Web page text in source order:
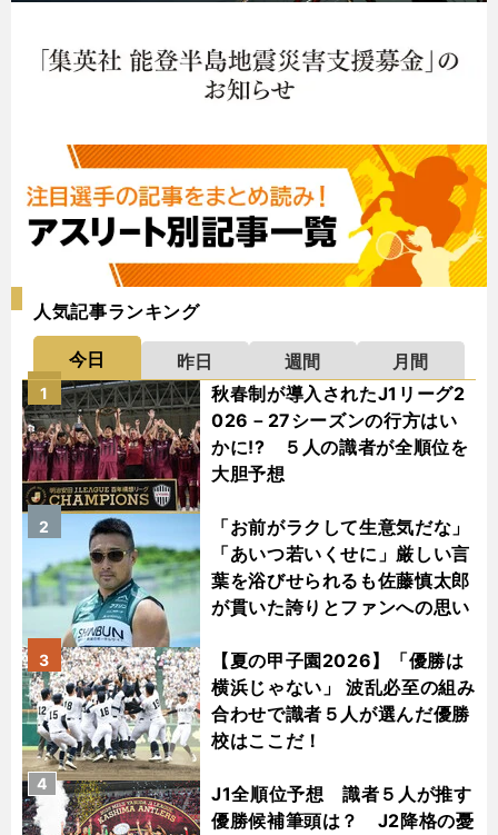
人気記事ランキング
今日 昨日 週間
月間
秋春制が導入されたJ1リーグ2
026－27シーズンの行方はい
かに!? ５人の識者が全順位を
大胆予想
1
「お前がラクして生意気だな」
「あいつ若いくせに」厳しい言
葉を浴びせられるも佐藤慎太郎
が貫いた誇りとファンへの思い
2
【夏の甲子園2026】「優勝は
横浜じゃない」 波乱必至の組み
合わせで識者５人が選んだ優勝
校はここだ！
3
J1全順位予想 識者５人が推す
優勝候補筆頭は？ J2降格の憂
4